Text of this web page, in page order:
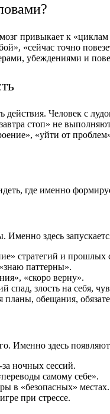
привыкает к
«сейчас точно
убеждениями и
Человек с
стоп» не
«уйти от
где именно
здесь
стратегий и прошлых
паттерны».
«скоро верну».
злость на себя,
обещания,
Именно здесь
ночных сессий.
самому себе».
в «безопасных» местах.
при стрессе.